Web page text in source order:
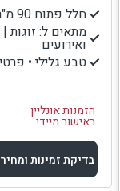
חלל פתוח 90 מ"ר
ואירועים
טבע גלילי •
הזמנות אונליין
באישור מיידי
בדיקת זמינות